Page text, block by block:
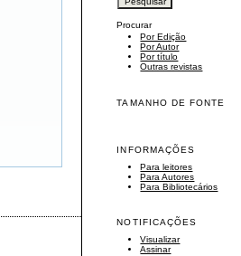
Procurar
Por Edição
Por Autor
Por título
Outras revistas
TAMANHO DE FONTE
INFORMAÇÕES
Para leitores
Para Autores
Para Bibliotecários
NOTIFICAÇÕES
Visualizar
Assinar